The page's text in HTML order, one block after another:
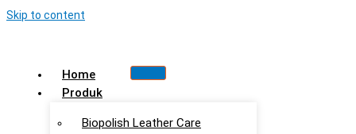
Skip to content
Home
Produk
Biopolish Leather Care